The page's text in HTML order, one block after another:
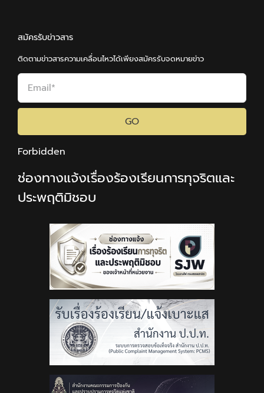
สมัครรับข่าวสาร
ติดตามข่าวสารความเคลื่อนไหวได้เพียงสมัครรับจดหมายข่าว
GO
Forbidden
ช่องทางแจ้งเรื่องร้องเรียนการทุจริตและ
ประพฤติมิชอบ